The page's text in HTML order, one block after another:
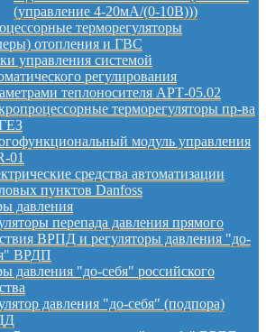
(управление 4-20мА/(0-10В)))
терморегуляторы
отопления и ГВС
управления системой
регулирования
теплоносителя АРТ-05.02
терморегуляторы пр-ва
модуль управления
01
средства автоматизации
пунктов Danfoss
давления
перепада давления прямого
ВРПД и регуляторы давления "до-
ВРДП
давления "до-себя" российского
давления "до-себя" (подпора)